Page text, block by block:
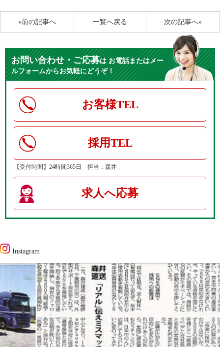
«前の記事へ 次の記事へ»
一覧へ戻る
お問い合わせ・ご応募はお電話またはメー
ルフォームからお気軽にどうぞ！
お客様TEL
採用TEL
【受付時間】24時間365日 担当：森井
求人へ応募
Instagram